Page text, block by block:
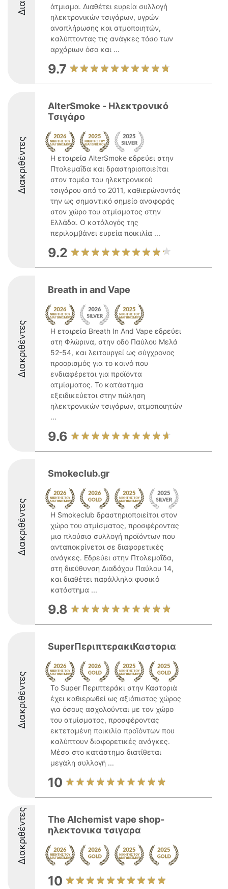
άτμισμα. Διαθέτει ευρεία συλλογή
ηλεκτρονικών τσιγάρων, υγρών
αναπλήρωσης και ατμοποιητών,
καλύπτοντας τις ανάγκες τόσο των
αρχάριων όσο και ...
9.7
Διακριθέντες
AlterSmoke - Ηλεκτρονικό
Τσιγάρο
Η εταιρεία AlterSmoke εδρεύει στην
Πτολεμαΐδα και δραστηριοποιείται
στον τομέα του ηλεκτρονικού
τσιγάρου από το 2011, καθιερώνοντάς
την ως σημαντικό σημείο αναφοράς
στον χώρο του ατμίσματος στην
Ελλάδα. Ο κατάλογός της
περιλαμβάνει ευρεία ποικιλία ...
9.2
Διακριθέντες
Breath in and Vape
Η εταιρεία Breath In And Vape εδρεύει
στη Φλώρινα, στην οδό Παύλου Μελά
52-54, και λειτουργεί ως σύγχρονος
προορισμός για το κοινό που
ενδιαφέρεται για προϊόντα
ατμίσματος. Το κατάστημα
εξειδικεύεται στην πώληση
ηλεκτρονικών τσιγάρων, ατμοποιητών
...
9.6
Διακριθέντες
Smokeclub.gr
Η Smokeclub δραστηριοποιείται στον
χώρο του ατμίσματος, προσφέροντας
μια πλούσια συλλογή προϊόντων που
ανταποκρίνεται σε διαφορετικές
ανάγκες. Εδρεύει στην Πτολεμαΐδα,
στη διεύθυνση Διαδόχου Παύλου 14,
και διαθέτει παράλληλα φυσικό
κατάστημα ...
9.8
Διακριθέντες
SuperΠεριπτερακιΚαστορια
Το Super Περιπτεράκι στην Καστοριά
έχει καθιερωθεί ως αξιόπιστος χώρος
για όσους ασχολούνται με τον χώρο
του ατμίσματος, προσφέροντας
εκτεταμένη ποικιλία προϊόντων που
καλύπτουν διαφορετικές ανάγκες.
Μέσα στο κατάστημα διατίθεται
μεγάλη συλλογή ...
10
Διακριθέντες
The Alchemist vape shop-
ηλεκτονικα τσιγαρα
10